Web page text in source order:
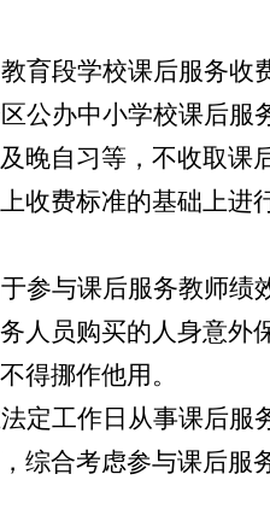
育段学校课后服务收
公办中小学校课后服
晚自习等，不收取课
收费标准的基础上进
参与课后服务教师
人员购买的人身意外
不得挪作他用。
定工作日从事课后服
综合考虑参与课后服